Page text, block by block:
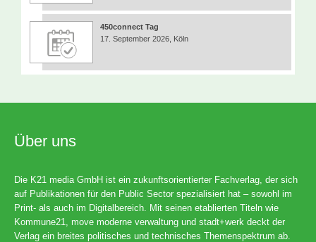
450connect Tag
17. September 2026, Köln
Über uns
Die K21 media GmbH ist ein zukunftsorientierter Fachverlag, der sich
auf Publikationen für den Public Sector spezialisiert hat – sowohl im
Print- als auch im Digitalbereich. Mit seinen etablierten Titeln wie
Kommune21, move moderne verwaltung und stadt+werk deckt der
Verlag ein breites politisches und technisches Themenspektrum ab.